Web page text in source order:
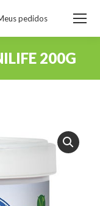
pedidos
200G